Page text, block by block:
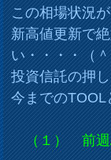
この相場状況
新高値更新で
い・・・・（
投資信託の押
今までの
（１） 前週